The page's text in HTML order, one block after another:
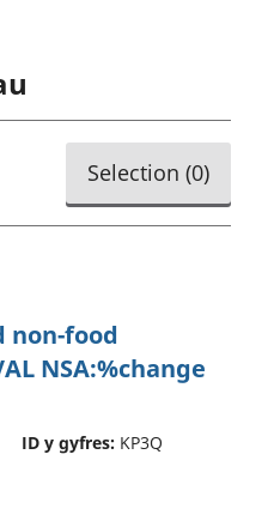
Selection (0)
non-food
NSA:%change
ID y gyfres: KP3Q